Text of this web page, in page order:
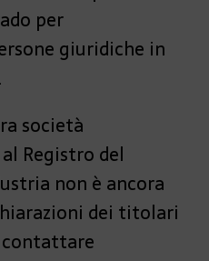
per
giuridiche in
società
Registro del
non è ancora
dei titolari